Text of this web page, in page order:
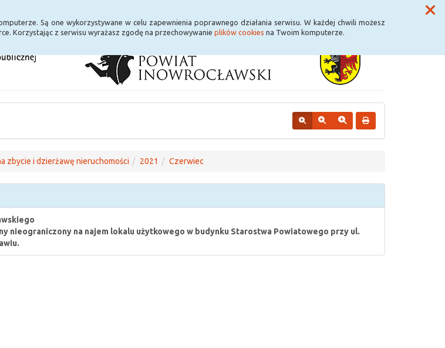
Są one wykorzystywane w celu zapewnienia poprawnego działania serwisu. W każdej chwili możesz
Korzystając z serwisu wyrażasz zgodę na przechowywanie plików cookies na Twoim komputerze.
zbycie i dzierżawę nieruchomości 2021 Czerwiec
nieograniczony na najem lokalu użytkowego w budynku Starostwa Powiatowego przy ul.